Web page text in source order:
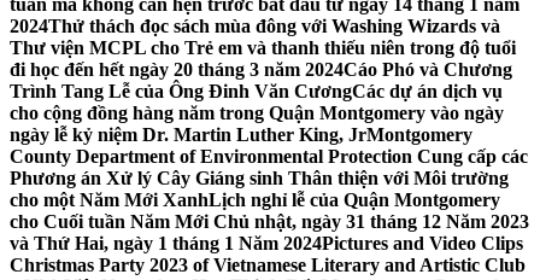
tuần mà không cần hẹn trước bắt đầu từ ngày 14 tháng 1 năm
2024Thử thách đọc sách mùa đông với Washing Wizards và
Thư viện MCPL cho Trẻ em và thanh thiếu niên trong độ tuổi
đi học đến hết ngày 20 tháng 3 năm 2024Cáo Phó và Chương
Trình Tang Lễ của Ông Đinh Văn CươngCác dự án dịch vụ
cho cộng đồng hàng năm trong Quận Montgomery vào ngày
ngày lễ kỷ niệm Dr. Martin Luther King, JrMontgomery
County Department of Environmental Protection Cung cấp các
Phương án Xử lý Cây Giáng sinh Thân thiện với Môi trường
cho một Năm Mới XanhLịch nghỉ lễ của Quận Montgomery
cho Cuối tuần Năm Mới Chủ nhật, ngày 31 tháng 12 Năm 2023
và Thứ Hai, ngày 1 tháng 1 Năm 2024Pictures and Video Clips
Christmas Party 2023 of Vietnamese Literary and Artistic Club